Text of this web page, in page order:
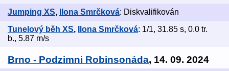
Jumping XS, Ilona Smrčková: Diskvalifikován
Tunelový běh XS, Ilona Smrčková: 1/1, 31.85 s, 0.0 tr.
b., 5.87 m/s
Brno - Podzimni Robinsonáda, 14. 09. 2024